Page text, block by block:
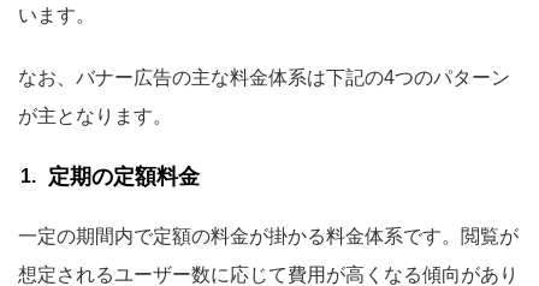
います。
なお、バナー広告の主な料金体系は下記の4つのパターン
が主となります。
定期の定額料金
一定の期間内で定額の料金が掛かる料金体系です。閲覧が
想定されるユーザー数に応じて費用が高くなる傾向があり